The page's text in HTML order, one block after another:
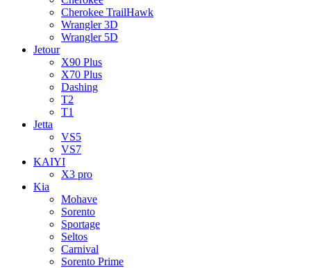
Cherokee TrailHawk
Wrangler 3D
Wrangler 5D
Jetour
X90 Plus
X70 Plus
Dashing
T2
T1
Jetta
VS5
VS7
KAIYI
X3 pro
Kia
Mohave
Sorento
Sportage
Seltos
Carnival
Sorento Prime